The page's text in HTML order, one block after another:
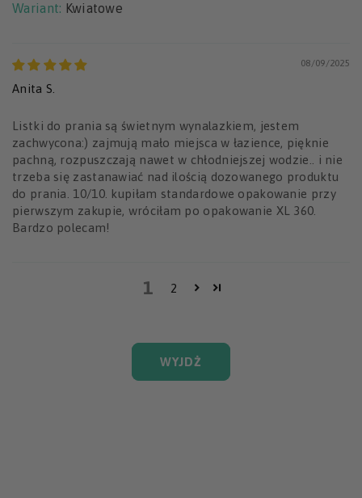
Kwiatowe
08/09/2025
Anita S.
Listki do prania są świetnym wynalazkiem, jestem
zachwycona:) zajmują mało miejsca w łazience, pięknie
pachną, rozpuszczają nawet w chłodniejszej wodzie.. i nie
trzeba się zastanawiać nad ilością dozowanego produktu
do prania. 10/10. kupiłam standardowe opakowanie przy
pierwszym zakupie, wróciłam po opakowanie XL 360.
Bardzo polecam!
1 2
WYJDŻ